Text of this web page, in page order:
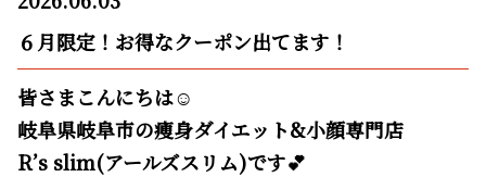
６月限定！お得なクーポン出てます！
皆さまこんにちは☺️
岐阜県岐阜市の痩身ダイエット&小顔専門店
R’s slim(アールズスリム)です💕